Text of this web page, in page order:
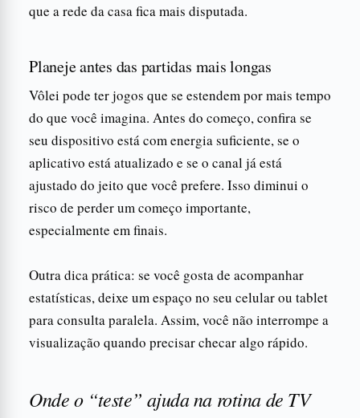
que a rede da casa fica mais disputada.
Planeje antes das partidas mais longas
Vôlei pode ter jogos que se estendem por mais tempo
do que você imagina. Antes do começo, confira se
seu dispositivo está com energia suficiente, se o
aplicativo está atualizado e se o canal já está
ajustado do jeito que você prefere. Isso diminui o
risco de perder um começo importante,
especialmente em finais.
Outra dica prática: se você gosta de acompanhar
estatísticas, deixe um espaço no seu celular ou tablet
para consulta paralela. Assim, você não interrompe a
visualização quando precisar checar algo rápido.
Onde o “teste” ajuda na rotina de TV